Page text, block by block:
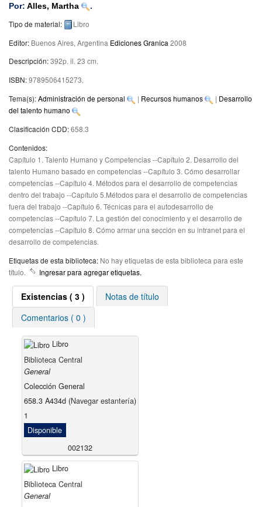
Por: Alles, Martha .
Tipo de material:
Libro
Editor: Buenos Aires, Argentina Ediciones Granica 2008
Descripción:392p. il. 23 cm.
ISBN:9789506415273.
Tema(s):Administración de personal | Recursos humanos | Desarrollo
del talento humano
Clasificación CDD:658.3
Contenidos:
Capítulo 1. Talento Humano y Competencias --Capítulo 2. Desarrollo del
talento Humano basado en competencias --Capítulo 3. Cómo desarrollar
competencias --Capítulo 4. Métodos para el desarrollo de competencias
dentro del trabajo --Capítulo 5.Métodos para el desarrollo de competencias
fuera del trabajo --Capítulo 6. Técnicas para el autodesarrollo de
competencias --Capítulo 7. La gestión del conocimiento y el desarrollo de
competencias --Capítulo 8. Cómo armar una sección en su intranet para el
desarrollo de competencias.
Etiquetas de esta biblioteca: No hay etiquetas de esta biblioteca para este
título.
Ingresar para agregar etiquetas.
Existencias( 3 )
Notas de título
Comentarios ( 0 )
Libro
Biblioteca Central
General
Colección General
658.3 A434d (Navegar estantería)
1
Disponible
002132
Libro
Biblioteca Central
General